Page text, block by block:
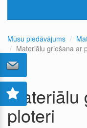
Mūsu piedāvājums
Materiālu griešana ar
Materiālu
ploteri